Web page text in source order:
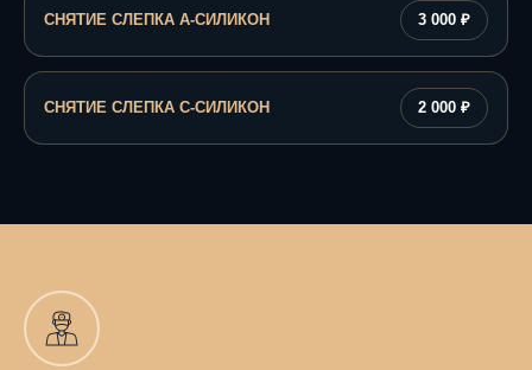
СНЯТИЕ СЛЕПКА А-СИЛИКОН 3 000 ₽
СНЯТИЕ СЛЕПКА С-СИЛИКОН 2 000 ₽